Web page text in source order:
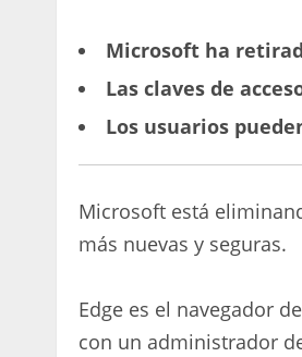
Microsoft ha
Las claves de
Los usuarios
Microsoft está
más nuevas y seguras.
Edge es el navegador
con un administrador